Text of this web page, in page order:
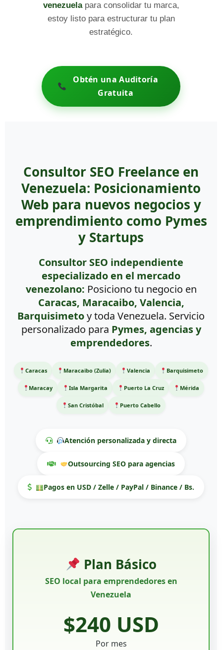
venezuelapara consolidar tu marca,
estoy listo para estructurar tu plan
estratégico.
Obtén una Auditoría
Gratuita
Consultor SEO Freelance en
Venezuela: Posicionamiento
Web para nuevos negocios y
emprendimiento como Pymes
y Startups
Consultor SEO independiente
especializado en el mercado
venezolano: Posiciono tu negocio en
Caracas, Maracaibo, Valencia,
Barquisimetoy toda Venezuela. Servicio
personalizado para Pymes, agencias y
emprendedores.
Caracas Maracaibo (Zulia) Valencia Barquisimeto
Maracay Isla Margarita Puerto La Cruz Mérida
San Cristóbal Puerto Cabello
Atención personalizada y directa
Outsourcing SEO para agencias
Pagos en USD / Zelle / PayPal / Binance / Bs.
Plan Básico
SEO local para emprendedores en
Venezuela
$240 USD
Por mes